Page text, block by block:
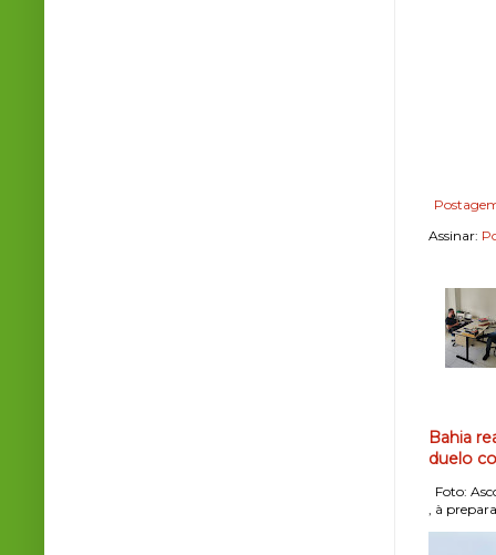
Assinar:
Bahia
duelo
Foto:
, à